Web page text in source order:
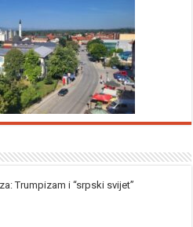
Trumpizam i “srpski svijet”